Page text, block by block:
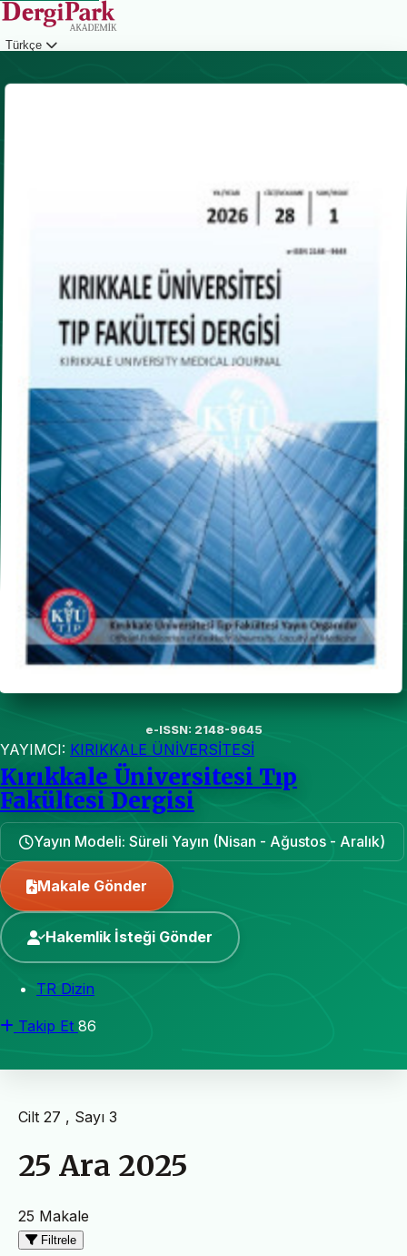
Türkçe
e-ISSN: 2148-9645
YAYIMCI: KIRIKKALE ÜNİVERSİTESİ
Kırıkkale Üniversitesi Tıp
Fakültesi Dergisi
Yayın Modeli: Süreli Yayın (Nisan - Ağustos - Aralık)
Makale Gönder
Hakemlik İsteği Gönder
TR Dizin
Takip Et 86
Cilt 27 , Sayı 3
25 Ara 2025
25 Makale
Filtrele